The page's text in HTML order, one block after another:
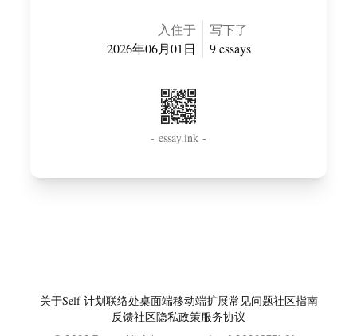
入住于
2026年06月01日
写下了
9essays
- essay.ink -
关于Self 计划联络处桌面端移动端扩展常见问题社区指南
反馈社区隐私政策服务协议